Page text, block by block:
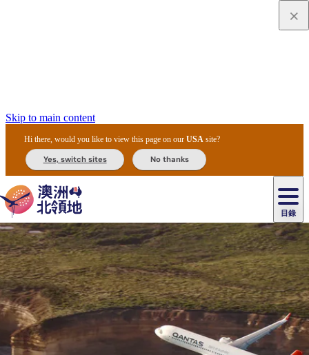
Skip to main content
Hi there, would you like to view this page on ourUSA site?
Yes, switch sites No thanks
目錄
主
目
錄
達
爾
文
愛
麗
斯
泉
烏
魯
魯
卡
卡
杜
國
家
公
園
李
治
菲
特
國
家
公
園
瓦
塔
卡
國
家
公
園
提
維
東
阿
納
地
馬
塔
蘭
尼
特
米
魯
克
家
卡
魯
卡
魯
/
魔
鬼
茨
奧
里
查
/
西
住
民
文
化
體
驗
美
食
攻
略
節
慶
與
活
動
戶
外
和
探
險
自
然
和
野
生
動
植
物
歷
史
與
文
物
豪
華
游
露
營
和
自
住
宿
導
覽
團
租
車
和
交
通
工
具